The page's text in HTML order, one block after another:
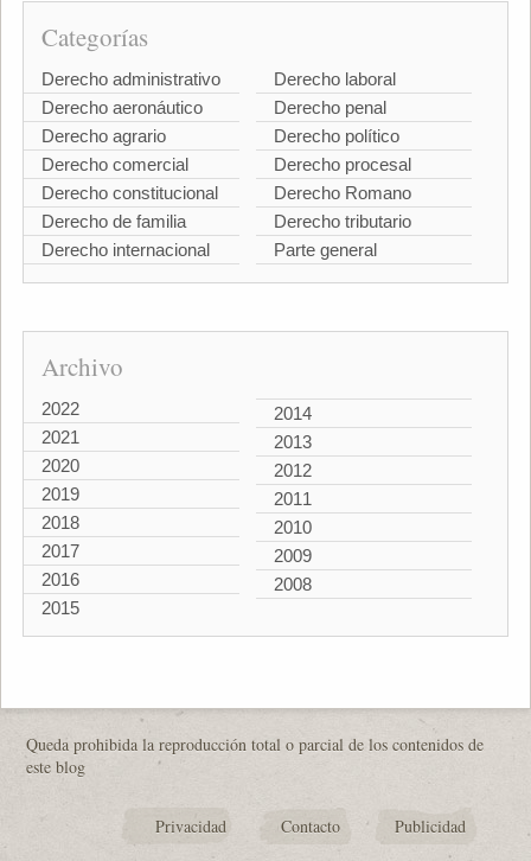
Categorías
Derecho administrativo
Derecho aeronáutico
Derecho agrario
Derecho comercial
Derecho constitucional
Derecho de familia
Derecho internacional
Derecho laboral
Derecho penal
Derecho político
Derecho procesal
Derecho Romano
Derecho tributario
Parte general
Archivo
2022
2021
2020
2019
2018
2017
2016
2015
2014
2013
2012
2011
2010
2009
2008
Queda prohibida la reproducción total o parcial de los contenidos de
este blog
Privacidad Contacto Publicidad